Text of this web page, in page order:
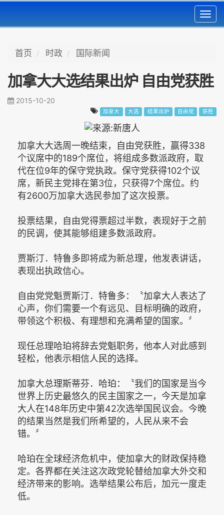
首页 时政 国际新闻
加拿大大选结果出炉 自由党获胜
2015-10-20
加拿大 大选 结果出炉 自由党 获胜
加拿大大选周一晚结束，自由党获胜，赢得338
个议席中的189个席位，将组成多数派政府，取
代在位9年的保守党执政。保守党获得102个议
席，新民主党排在第3位，只获得7个席位。约
有2600万加拿大选民参加了这次投票。
投票结果，自由党得票超过半数，表现好于之前
的民调，使其能够组建多数派政府。
贾斯汀．特鲁多即将成为新总理，他发表讲话，
表现出执政信心。
自由党党魁贾斯汀．特鲁多：〝加拿大人表达了
心声，你们需要一个有远见、目标明确的政府，
带领这个积极、有理想和充满希望的国家。〞
现任总理哈珀将辞去党魁职务，他本人对此感到
轻松，他表示相信人民的选择。
加拿大总理斯蒂芬．哈珀：〝我们的国家是当今
世界上历史最悠久的民主国家之一，今天是加拿
大人在148年历史中第42次选举国民议会。今晚
的结果当然是我们所希望的，人民从来不会
错。〞
哈珀在全球经济危机中，使加拿大的财政保持稳
定。各界都在关注这次政党轮替给加拿大外交和
经济带来的影响。选举结果公布后，加元一度走
低。